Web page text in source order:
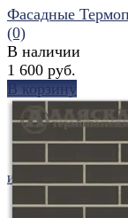
избранное
Фасадные
(0)
В наличии
1 600 руб.
В корзину